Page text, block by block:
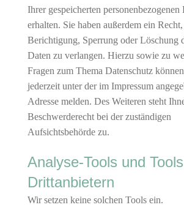
Ihrer gespeicherten personenbezogenen
erhalten. Sie haben außerdem ein
Berichtigung, Sperrung oder Löschung
Daten zu verlangen. Hierzu sowie zu
Fragen zum Thema Datenschutz
jederzeit unter der im Impressum
Adresse melden. Des Weiteren steht
Beschwerderecht bei der zuständigen
Aufsichtsbehörde zu.
Analyse-Tools und
Drittanbietern
Wir setzen keine solchen Tools ein.